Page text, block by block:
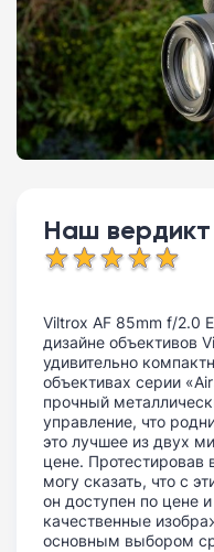
Наш вердикт
Viltrox AF 85mm f/2.0
дизайне объективов
удивительно
объективах серии
прочный
управление, что
это лучшее из двух
цене. Протестировав
могу сказать, что с
он доступен по цене
качественные
основным выбором